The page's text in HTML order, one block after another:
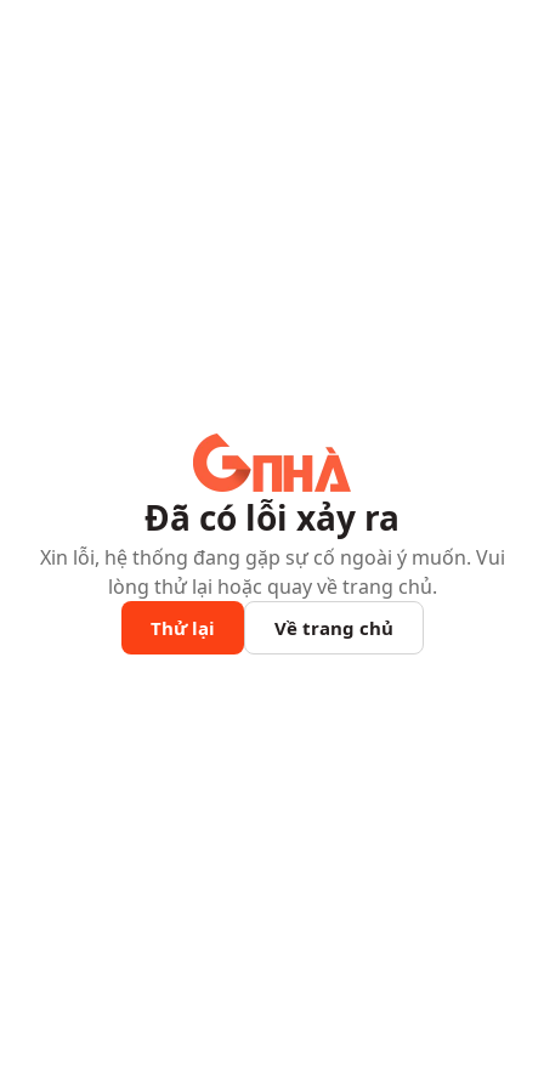
Đã có lỗi xảy ra
Xin lỗi, hệ thống đang gặp sự cố ngoài ý muốn. Vui
lòng thử lại hoặc quay về trang chủ.
Thử lại Về trang chủ